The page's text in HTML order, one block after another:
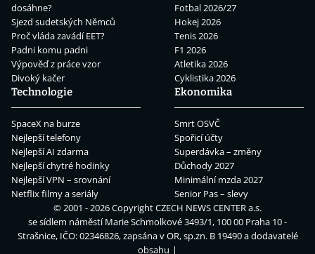
dosáhne?
Sjezd sudetských Němců
Proč vláda zavádí EET?
Padni komu padni
Výpověď z práce vzor
Divoký kačer
Fotbal 2026/27
Hokej 2026
Tenis 2026
F1 2026
Atletika 2026
Cyklistika 2026
Technologie
SpaceX na burze
Nejlepší telefony
Nejlepší AI zdarma
Nejlepší chytré hodinky
Nejlepší VPN – srovnání
Netflix filmy a seriály
Ekonomika
Smrt OSVČ
Spořicí účty
Superdávka – změny
Důchody 2027
Minimální mzda 2027
Senior Pas – slevy
© 2001 - 2026 CopyrightCZECH NEWS CENTER a.s.
se sídlem náměstí Marie Schmolkové 3493/1, 100 00 Praha 10 -
Strašnice, IČO: 02346826, zapsána v OR, sp.zn. B 19490 a dodavatelé
obsahu